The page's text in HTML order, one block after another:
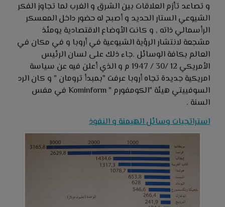
و تصاعد تأزم العلاقات بين الشرق و الغرب لما تجاوز الفكر
الشيوعي الستار الحديد و أصبح له حضور داخل المعسكر
الرأسمالي ذاته , و كانت الأوضاع الاقتصادية يومئذ
مشجعة لانتشار الرؤية الشيوعية في أروبا و في مكان في
العالم بكافة الوسائل .جاء ذلك على لسان الرئيس
الأمريكي 12 /30 / 1947 م و الذي أعلن فيه عن سياسة
امريكية جديدة تجاه أروبا عرفت "بمبدأ ترومان " و كان الرد
السوفييتي هيئة "الكومفورم " Kominform في مفس
السنة .
استراتجيات وسائل الهيمنة و النفوذ